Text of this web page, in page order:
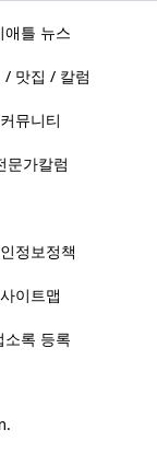
애틀 뉴스
/ 맛집 / 칼럼
커뮤니티
문가칼럼
정보정책
사이트맵
소록 등록
.